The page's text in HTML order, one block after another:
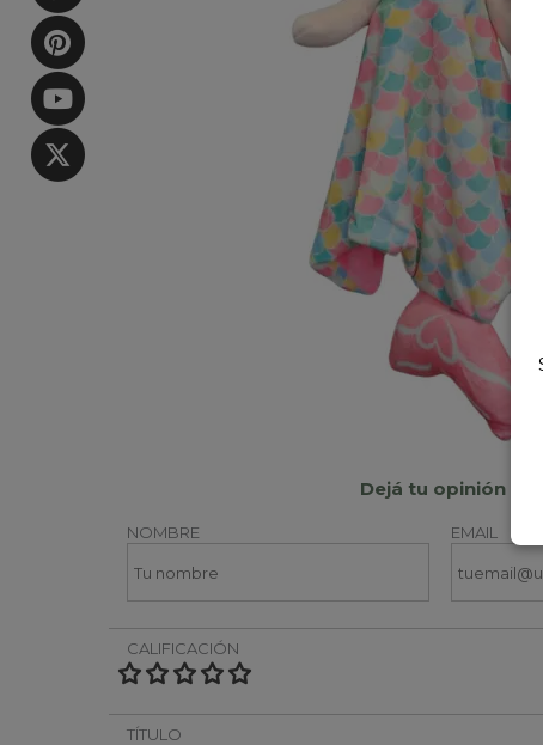
Dejá tu opinión
NOMBRE EMAIL
CALIFICACIÓN
TÍTULO